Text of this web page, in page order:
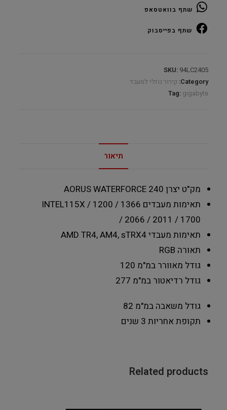
quantityשתף בוואטסאפ
שתף בפייסבוק
SKU: 94LC2405
Category: קירור נוזלי למעבד
Tag: gigabyte
תיאור
מק"ט יצרן AORUS WATERFORCE 240
תאימות מעבדים INTEL 115X / 1200 / 1366
/ 2066 / 2011 / 1700
תאימות מעבדי AMDTR4, AM4, sTRX4
תאורה RGB
גודל מאוורר במ"מ 120
גודל רדיאטור במ"מ 277
גודל משאבה במ"מ 82
תקופת אחריות 3 שנים
Related products